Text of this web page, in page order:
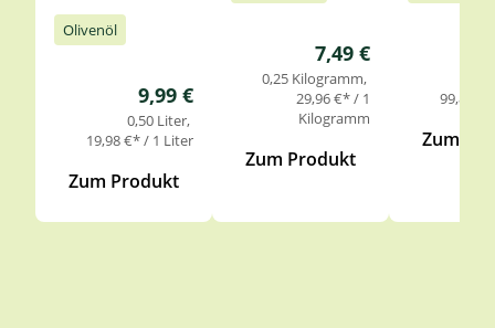
Olivenöl
Regulärer Preis:
9,99 €
0,50 Liter
19,98 €* / 1 Liter
Zum Produkt
Regulärer Preis:
7,49 €
0,25 Kilogramm
29,96 €* / 1
Kilogramm
Zum Produkt
99,85
Zum